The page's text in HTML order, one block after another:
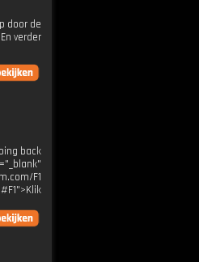
door de
verder
back
F1